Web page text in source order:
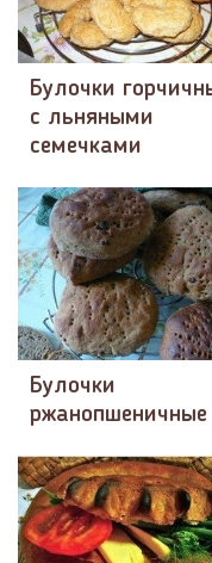
Булочки
с льняными
семечками
Булочки
ржанопшеничные